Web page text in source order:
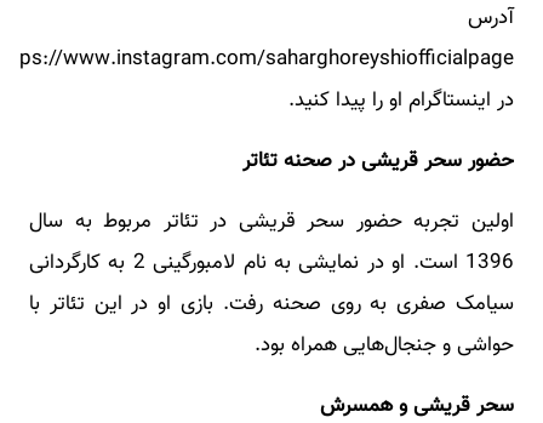
آدرس
در اینستاگرام او را پیدا کنید.
حضور سحر قریشی در صحنه تئاتر
اولین تجربه حضور سحر قریشی در تئاتر مربوط به سال
1396 است. او در نمایشی به نام لامبورگینی 2 به کارگردانی
سیامک صفری به روی صحنه رفت. بازی او در این تئاتر با
حواشی و جنجال‌هایی همراه بود.
سحر قریشی و همسرش